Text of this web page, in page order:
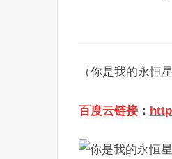
（你是我的永恒
百度云链接 ：